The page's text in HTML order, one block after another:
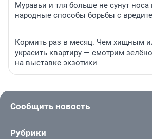
Муравьи и тля больше не сунут
народные способы борьбы с
Кормить раз в месяц. Чем хищным
украсить квартиру — смотрим
на выставке экзотики
Сообщить новость
Рубрики